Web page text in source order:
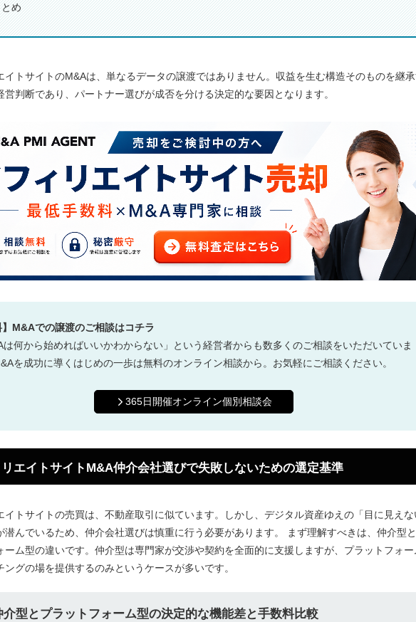
め
イトサイトのM&Aは、単なるデータの譲渡ではありません。収益を生む構造そのものを継
営判断であり、パートナー選びが成否を分ける決定的な要因となります。
】M&Aでの譲渡のご相談はコチラ
は何から始めればいいかわからない」という経営者からも数多くのご相談をいただいていま
を成功に導くはじめの一歩は無料のオンライン相談から。お気軽にご相談ください。
365日開催オンライン個別相談会
エイトサイトM&A仲介会社選びで失敗しないための選定基準
イトサイトの売買は、不動産取引に似ています。しかし、デジタル資産ゆえの「目に見えな
潜んでいるため、仲介会社選びは慎重に行う必要があります。 まず理解すべきは、仲介型
ーム型の違いです。仲介型は専門家が交渉や契約を全面的に支援しますが、プラットフォー
ングの場を提供するのみというケースが多いです。
介型とプラットフォーム型の決定的な機能差と手数料比較